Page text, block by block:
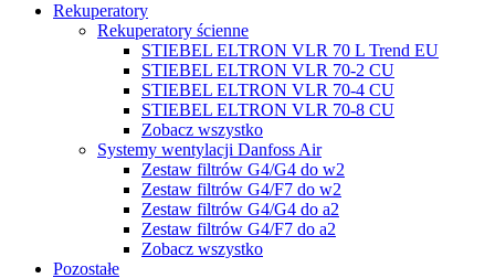
Rekuperatory
Rekuperatory ścienne
STIEBEL ELTRON VLR 70 L Trend EU
STIEBEL ELTRON VLR 70-2 CU
STIEBEL ELTRON VLR 70-4 CU
STIEBEL ELTRON VLR 70-8 CU
Zobacz wszystko
Systemy wentylacji Danfoss Air
Zestaw filtrów G4/G4 do w2
Zestaw filtrów G4/F7 do w2
Zestaw filtrów G4/G4 do a2
Zestaw filtrów G4/F7 do a2
Zobacz wszystko
Pozostałe